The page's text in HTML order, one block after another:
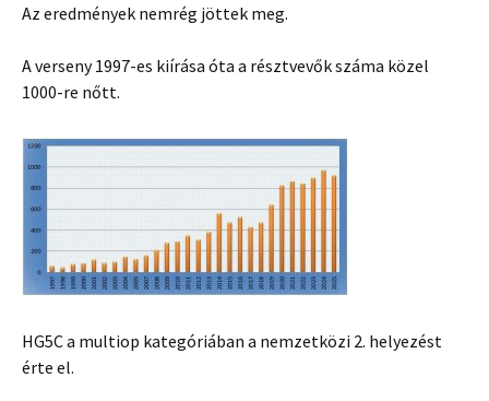
Az eredmények nemrég jöttek meg.
A verseny 1997-es kiírása óta a résztvevők száma közel
1000-re nőtt.
HG5C a multiop kategóriában a nemzetközi 2. helyezést
érte el.